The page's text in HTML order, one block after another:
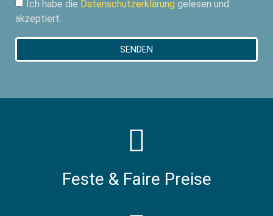
Ich habe die Datenschutzerklärung gelesen und
akzeptiert.
SENDEN
Feste & Faire Preise